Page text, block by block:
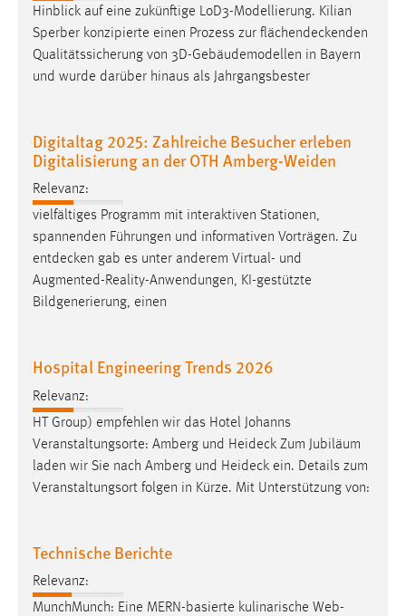
Hinblick auf eine zukünftige LoD3-Modellierung. Kilian
Sperber konzipierte einen Prozess zur flächendeckenden
Qualitätssicherung von 3D-Gebäudemodellen in Bayern
und wurde darüber hinaus als Jahrgangsbester
Digitaltag 2025: Zahlreiche Besucher erleben
Digitalisierung an der OTH Amberg-Weiden
Relevanz:
vielfältiges Programm mit interaktiven Stationen,
spannenden Führungen und informativen Vorträgen. Zu
entdecken gab es unter anderem Virtual- und
Augmented-Reality-Anwendungen, KI-gestützte
Bildgenerierung, einen
Hospital Engineering Trends 2026
Relevanz:
HT Group) empfehlen wir das Hotel Johanns
Veranstaltungsorte: Amberg und Heideck Zum Jubiläum
laden wir Sie nach Amberg und Heideck ein. Details zum
Veranstaltungsort folgen in Kürze. Mit Unterstützung von:
Technische Berichte
Relevanz:
MunchMunch: Eine MERN-basierte kulinarische Web-